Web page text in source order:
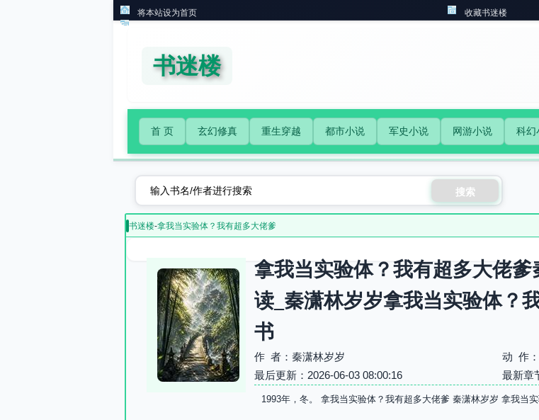
将本站设为首页 收藏书迷楼
书迷楼
首 页 玄幻修真 重生穿越 都市小说 军史小说 网游小说 科幻
搜索
书迷楼-拿我当实验体？我有超多大佬爹
拿我当实验体？我有超多大佬
读_秦潇林岁岁拿我当实验体？
书
作 者：秦潇林岁岁 动 作：
最后更新：2026-06-03 08:00:16
最新章
1993年，冬。 拿我当实验体？我有超多大佬爹 秦潇林岁岁 拿我当